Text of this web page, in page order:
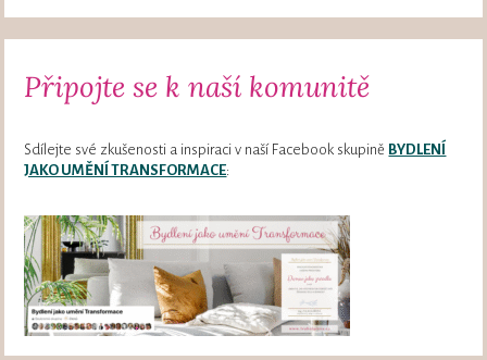
Připojte se k naší komunitě
Sdílejte své zkušenosti a inspiraci v naší Facebook skupině BYDLENÍ
JAKO UMĚNÍ TRANSFORMACE: